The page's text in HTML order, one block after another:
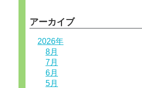
アーカイブ
2026年
8月
7月
6月
5月